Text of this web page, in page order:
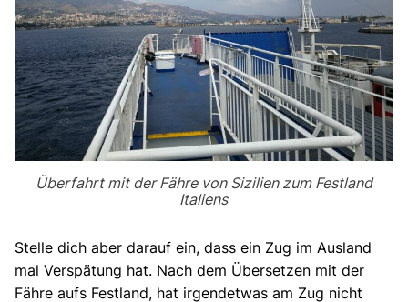
Überfahrt mit der Fähre von Sizilien zum Festland
Italiens
Stelle dich aber darauf ein, dass ein Zug im Ausland
mal Verspätung hat. Nach dem Übersetzen mit der
Fähre aufs Festland, hat irgendetwas am Zug nicht